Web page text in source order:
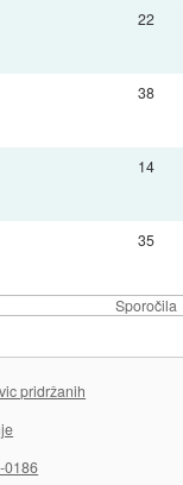
Sporočila
22
38
14
35
pridržanih
0186